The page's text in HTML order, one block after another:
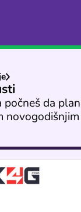
počneš da